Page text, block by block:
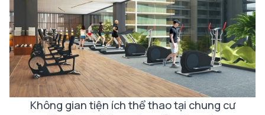
Không gian tiện ích thể thao tại chung cư